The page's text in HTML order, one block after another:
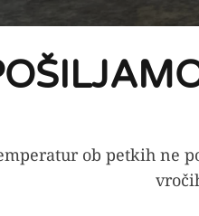
ob petkih ne